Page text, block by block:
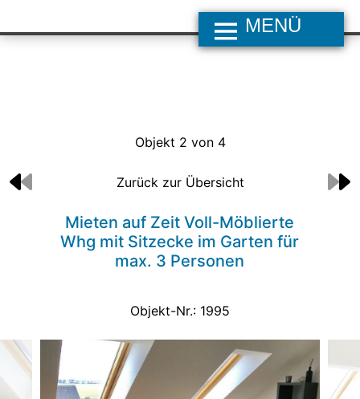
MENÜ
Objekt 2 von 4
Zurück zur Übersicht
Mieten auf Zeit Voll-Möblierte
Whg mit Sitzecke im Garten für
max. 3 Personen
Objekt-Nr.: 1995